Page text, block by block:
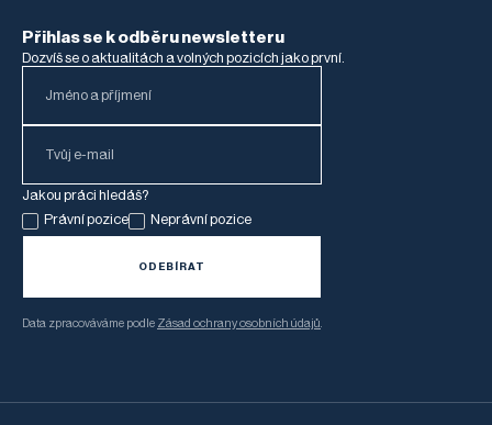
Přihlas se k odběru newsletteru
Dozvíš se o aktualitách a volných pozicích jako první.
Jakou práci hledáš?
Právní pozice
Neprávní pozice
Data zpracováváme podle Zásad ochrany osobních údajů